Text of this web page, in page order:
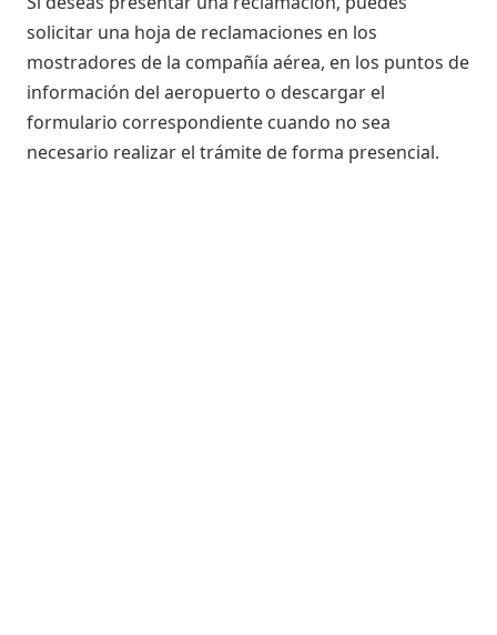
solicitar una hoja de reclamaciones en los
mostradores de la compañía aérea, en los puntos de
información del aeropuerto o descargar el
formulario correspondiente cuando no sea
necesario realizar el trámite de forma presencial.